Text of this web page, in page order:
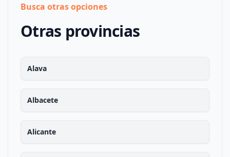
Busca otras opciones
Otras provincias
Alava
Albacete
Alicante